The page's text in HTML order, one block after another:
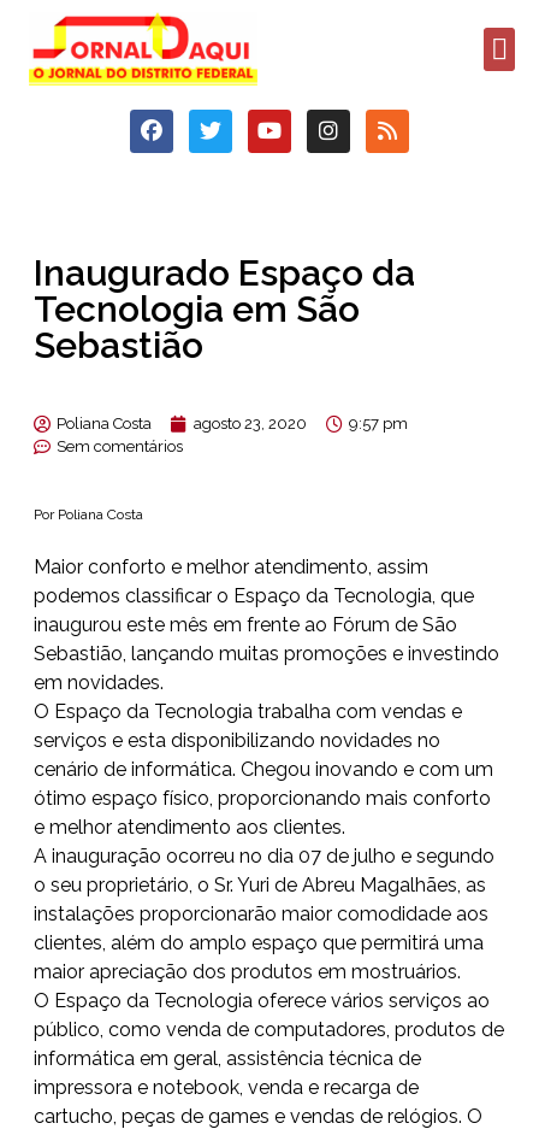
Inaugurado Espaço da
Tecnologia em São
Sebastião
Poliana Costa agosto 23, 2020
9:57 pm
Sem comentários
Por Poliana Costa
Maior conforto e melhor atendimento, assim
podemos classificar o Espaço da Tecnologia, que
inaugurou este mês em frente ao Fórum de São
Sebastião, lançando muitas promoções e investindo
em novidades.
O Espaço da Tecnologia trabalha com vendas e
serviços e esta disponibilizando novidades no
cenário de informática. Chegou inovando e com um
ótimo espaço físico, proporcionando mais conforto
e melhor atendimento aos clientes.
A inauguração ocorreu no dia 07 de julho e segundo
o seu proprietário, o Sr. Yuri de Abreu Magalhães, as
instalações proporcionarão maior comodidade aos
clientes, além do amplo espaço que permitirá uma
maior apreciação dos produtos em mostruários.
O Espaço da Tecnologia oferece vários serviços ao
público, como venda de computadores, produtos de
informática em geral, assistência técnica de
impressora e notebook, venda e recarga de
cartucho, peças de games e vendas de relógios. O